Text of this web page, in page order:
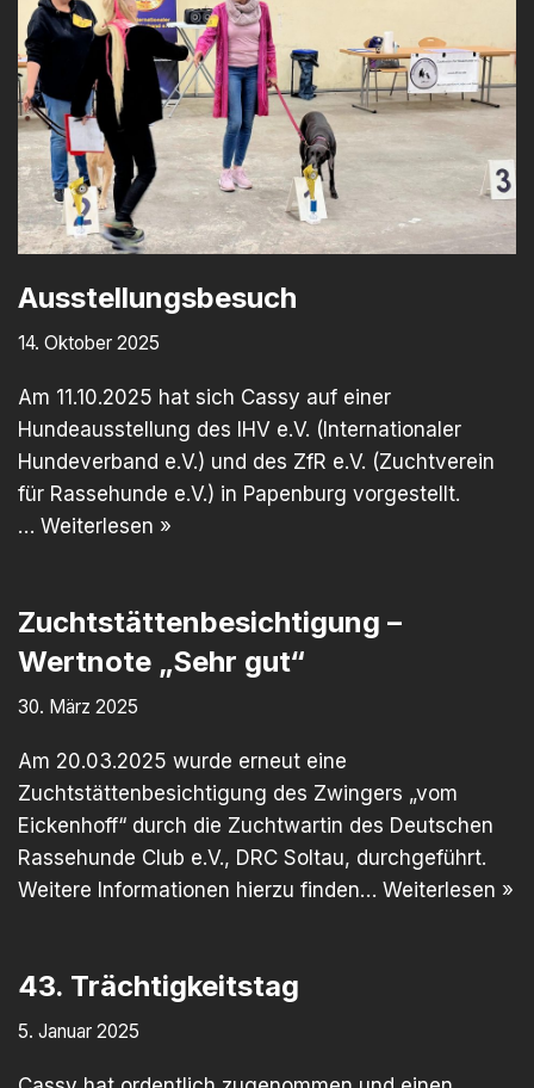
Ausstellungsbesuch
14. Oktober 2025
Am 11.10.2025 hat sich Cassy auf einer
Hundeausstellung des IHV e.V. (Internationaler
Hundeverband e.V.) und des ZfR e.V. (Zuchtverein
für Rassehunde e.V.) in Papenburg vorgestellt.
… Weiterlesen »
Zuchtstättenbesichtigung –
Wertnote „Sehr gut“
30. März 2025
Am 20.03.2025 wurde erneut eine
Zuchtstättenbesichtigung des Zwingers „vom
Eickenhoff“ durch die Zuchtwartin des Deutschen
Rassehunde Club e.V., DRC Soltau, durchgeführt.
Weitere Informationen hierzu finden… Weiterlesen »
43. Trächtigkeitstag
5. Januar 2025